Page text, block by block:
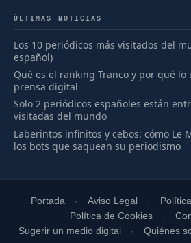
ÚLTIMAS NOTICIAS
Los 10 periódicos más visitados del
español)
Qué es el ranking Tranco y por qué
prensa digital
Solo 2 periódicos españoles están
visitadas del mundo
Laberintos infinitos y cebos: cómo Le
los bots que saquean su periodismo
Portada Aviso Legal
Política de Cookies
Sugerir un medio digital
Quiénes